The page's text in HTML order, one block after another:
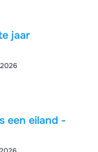
jaar
een eiland -